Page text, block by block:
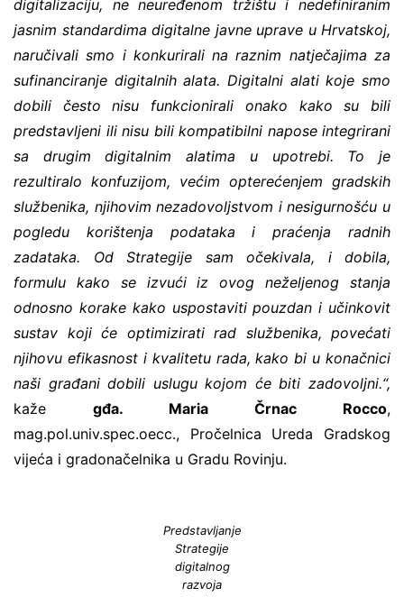
digitalizaciju, ne neuređenom tržištu i nedefiniranim
jasnim standardima digitalne javne uprave u Hrvatskoj,
naručivali smo i konkurirali na raznim natječajima za
sufinanciranje digitalnih alata. Digitalni alati koje smo
dobili često nisu funkcionirali onako kako su bili
predstavljeni ili nisu bili kompatibilni napose integrirani
sa drugim digitalnim alatima u upotrebi. To je
rezultiralo konfuzijom, većim opterećenjem gradskih
službenika, njihovim nezadovoljstvom i nesigurnošću u
pogledu korištenja podataka i praćenja radnih
zadataka. Od Strategije sam očekivala, i dobila,
formulu kako se izvući iz ovog neželjenog stanja
odnosno korake kako uspostaviti pouzdan i učinkovit
sustav koji će optimizirati rad službenika, povećati
njihovu efikasnost i kvalitetu rada, kako bi u konačnici
naši građani dobili uslugu kojom će biti zadovoljni.“,
kaže gđa. Maria Črnac Rocco,
mag.pol.univ.spec.oecc., Pročelnica Ureda Gradskog
vijeća i gradonačelnika u Gradu Rovinju.
Predstavljanje
Strategije
digitalnog
razvoja